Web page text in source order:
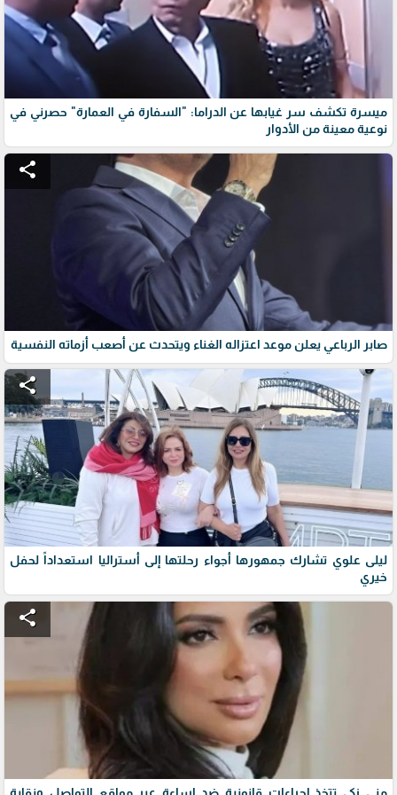
ميسرة تكشف سر غيابها عن الدراما: "السفارة في العمارة" حصرني في
نوعية معينة من الأدوار
share
صابر الرباعي يعلن موعد اعتزاله الغناء ويتحدث عن أصعب أزماته النفسية
share
ليلى علوي تشارك جمهورها أجواء رحلتها إلى أستراليا استعداداً لحفل
خيري
share